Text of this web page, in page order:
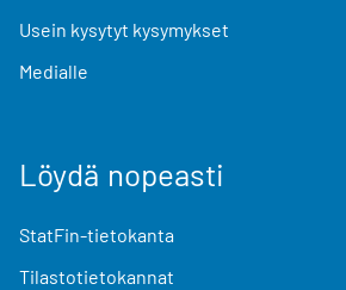
Usein kysytyt kysymykset
Medialle
Löydä nopeasti
StatFin-tietokanta
Tilastotietokannat